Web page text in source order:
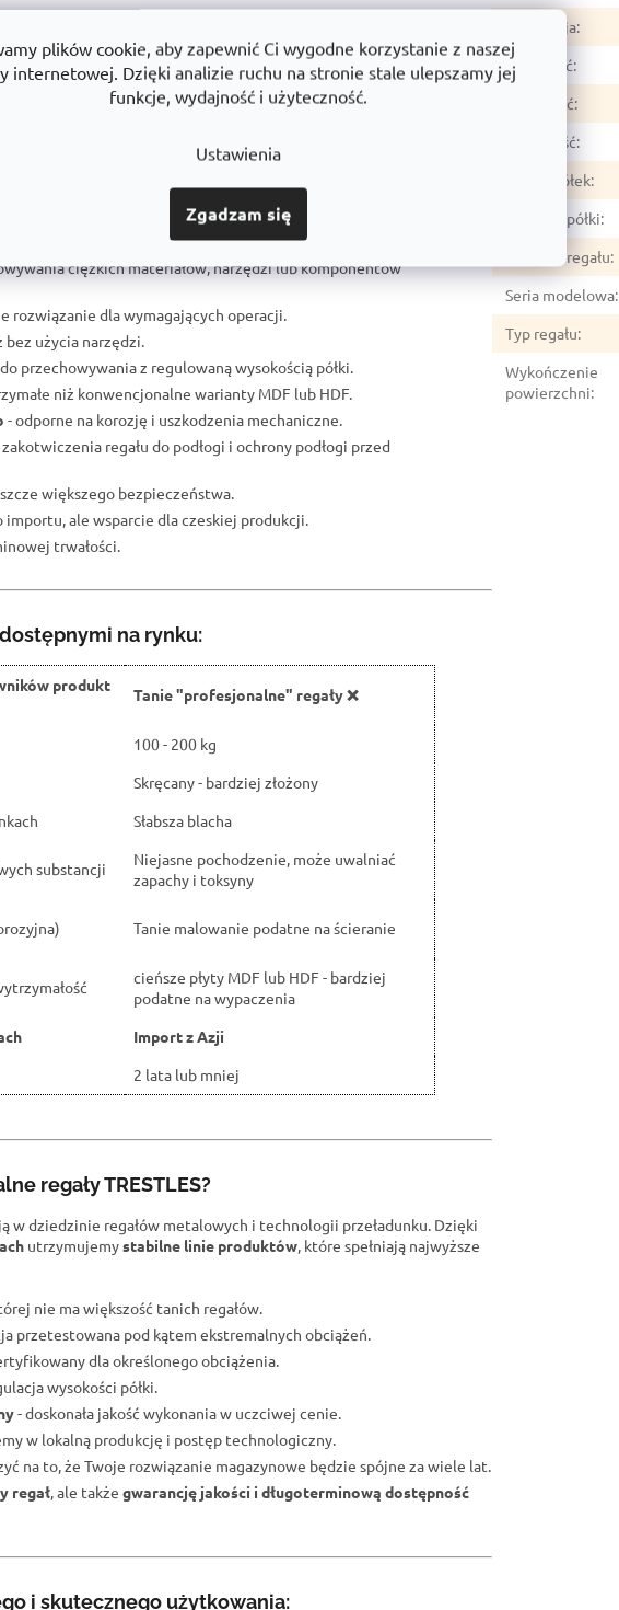
plików cookie, aby zapewnić Ci wygodne korzystanie z naszej
internetowej. Dzięki analizie ruchu na stronie stale ulepszamy jej
funkcje, wydajność i użyteczność.
Ustawienia
Zgadzam się
produkcie? Na przykład:
produktami Dlaczego jest to dobry wybór
ciężkich materiałów, narzędzi lub komponentów
rozwiązanie dla wymagających operacji.
bez użycia narzędzi.
przechowywania z regulowaną wysokością półki.
niż konwencjonalne warianty MDF lub HDF.
- odporne na korozję i uszkodzenia mechaniczne.
zakotwiczenia regału do podłogi i ochrony podłogi przed
większego bezpieczeństwa.
importu, ale wsparcie dla czeskiej produkcji.
trwałości.
na rynku:
produkt
Tanie "profesjonalne" regały ❌
100 - 200 kg
Skręcany - bardziej złożony
Słabsza blacha
substancji
Niejasne pochodzenie, może uwalniać
zapachy i toksyny
Tanie malowanie podatne na ścieranie
cieńsze płyty MDF lub HDF - bardziej
podatne na wypaczenia
Import z Azji
2 lata lub mniej
regały TRESTLES?
w dziedzinie regałów metalowych i technologii przeładunku. Dzięki
utrzymujemystabilne linie produktów, które spełniają najwyższe
nie ma większość tanich regałów.
przetestowana pod kątem ekstremalnych obciążeń.
dla określonego obciążenia.
wysokości półki.
- doskonała jakość wykonania w uczciwej cenie.
w lokalną produkcję i postęp technologiczny.
na to, że Twoje rozwiązanie magazynowe będzie spójne za wiele lat.
regał, ale także gwarancję jakości i długoterminową dostępność
i skutecznego użytkowania:
Gwarancja:
Wysokość:
Szerokość:
Głębokość:
Liczba półek:
Materiał półki:
Nośność regału:
Seria modelowa:
Typ regału:
Wykończenie
powierzchni: